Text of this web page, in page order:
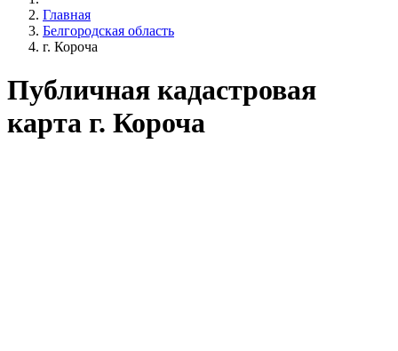
Главная
Белгородская область
г. Короча
Публичная кадастровая
карта г. Короча